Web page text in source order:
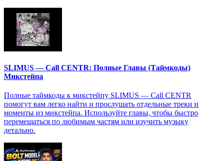
SLIMUS — Call CENTR: Полные Главы (Таймкоды)
Микстейпа
Полные таймкоды к микстейпу SLIMUS — Call CENTR
помогут вам легко найти и прослушать отдельные треки и
моменты из микстейпа. Используйте главы, чтобы быстро
перемещаться по любимым частям или изучить музыку
детально.